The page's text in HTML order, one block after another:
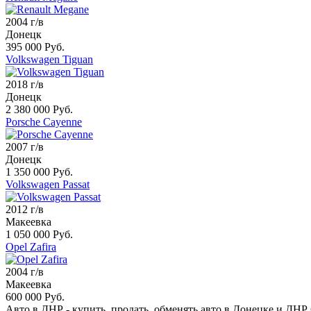
2004 г/в
Донецк
395 000 Руб.
Volkswagen Tiguan
2018 г/в
Донецк
2 380 000 Руб.
Porsche Cayenne
2007 г/в
Донецк
1 350 000 Руб.
Volkswagen Passat
2012 г/в
Макеевка
1 050 000 Руб.
Opel Zafira
2004 г/в
Макеевка
600 000 Руб.